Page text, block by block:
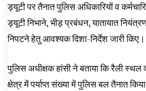
ड्यूटी पर तैनात पुलिस अधिकारियों व
ड्यूटी निभाने, भीड़ प्रबंधन, यातायात
निपटने हेतु आवश्यक दिशा-निर्देश जारी किए।
पुलिस अधीक्षक हांसी ने बताया कि रैली
क्षेत्र में पर्याप्त संख्या में पुलिस बल तैनात